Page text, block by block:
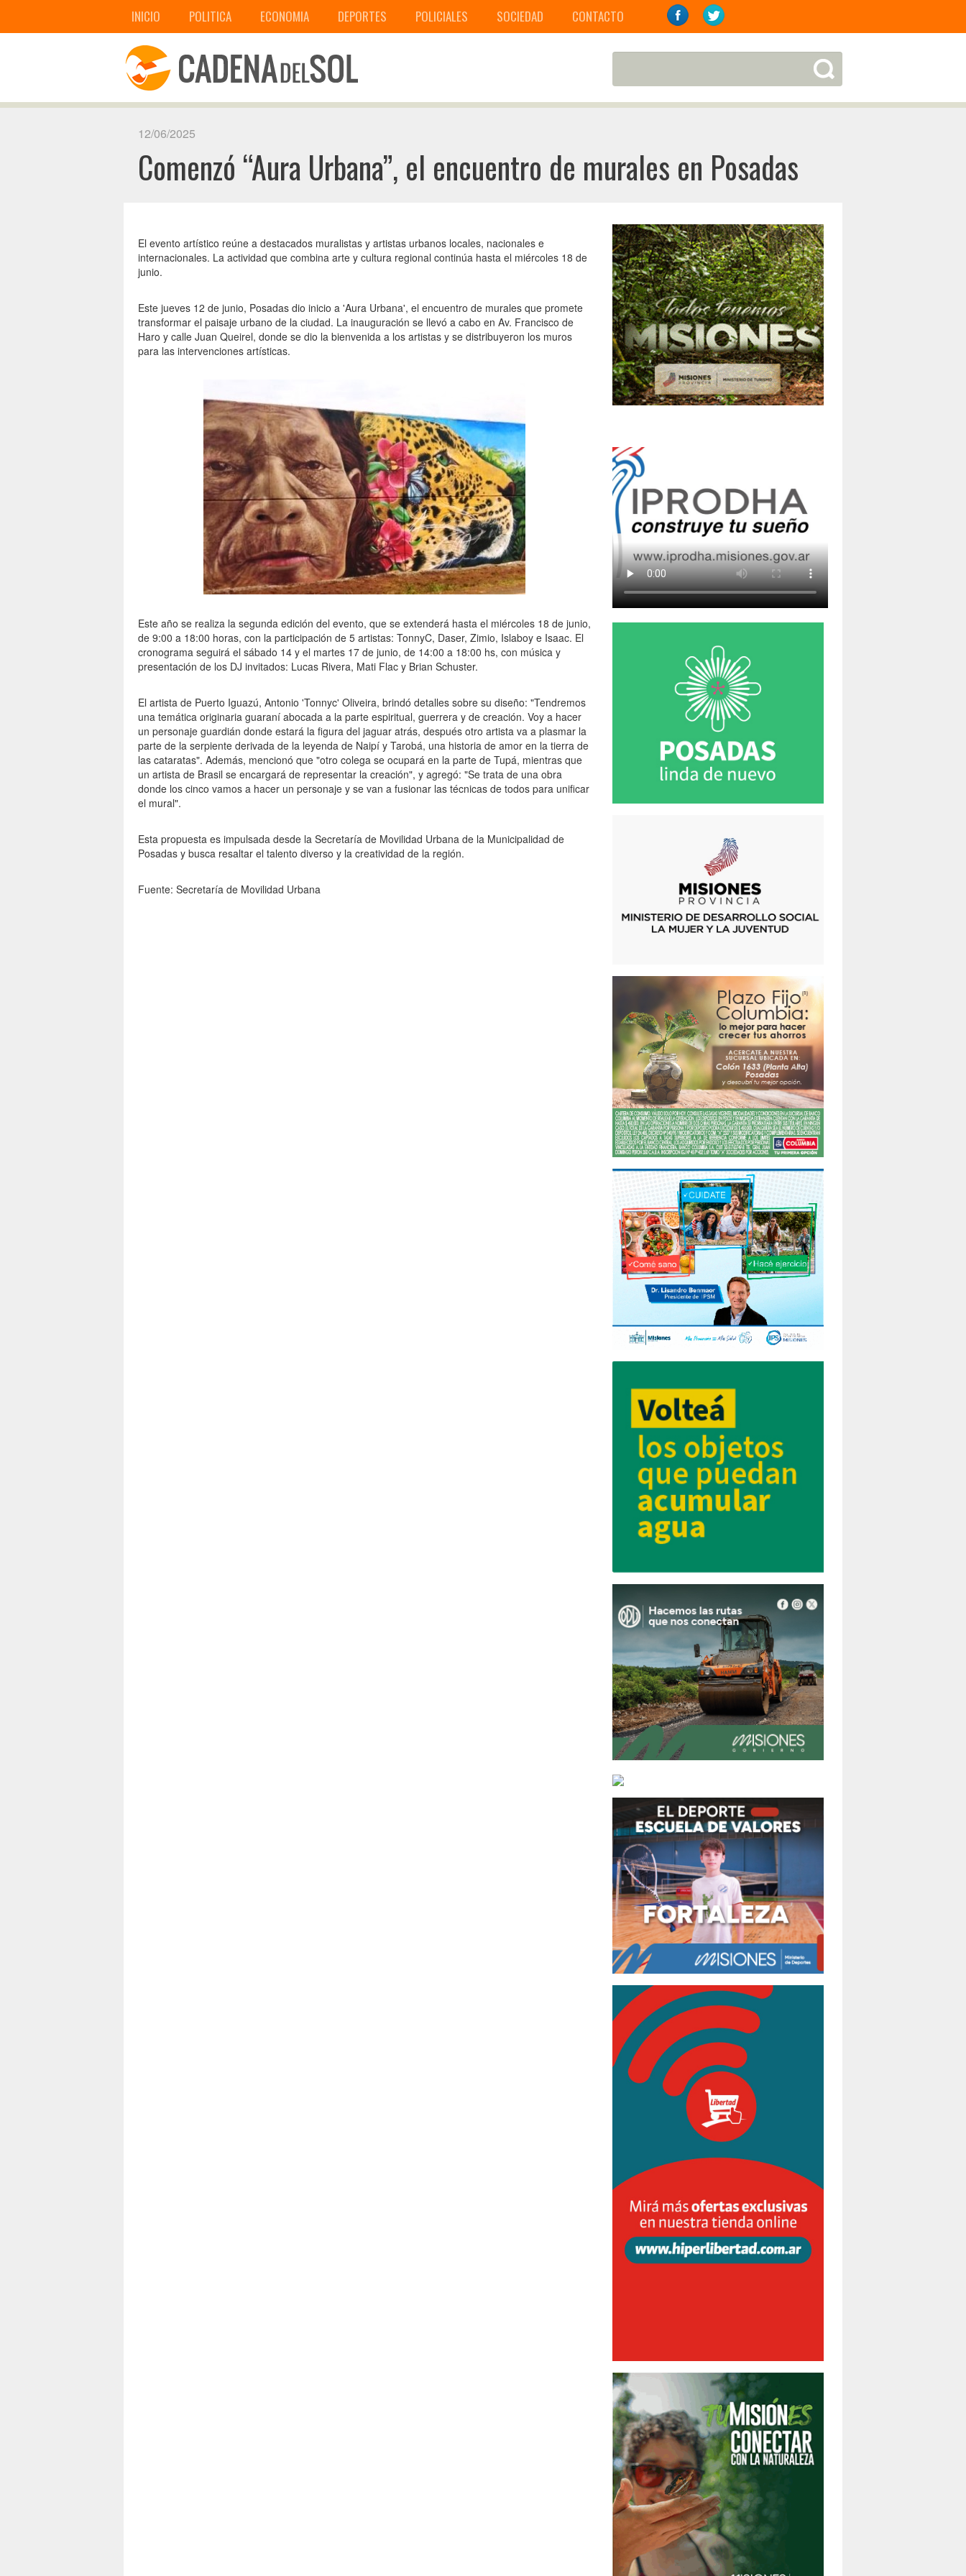
INICIO POLITICA ECONOMIA DEPORTES POLICIALES SOCIEDAD CONTACTO
12/06/2025
Comenzó “Aura Urbana”, el encuentro de murales en Posadas
El evento artístico reúne a destacados muralistas y artistas urbanos locales, nacionales e
internacionales. La actividad que combina arte y cultura regional continúa hasta el miércoles 18 de
junio.
Este jueves 12 de junio, Posadas dio inicio a 'Aura Urbana', el encuentro de murales que promete
transformar el paisaje urbano de la ciudad. La inauguración se llevó a cabo en Av. Francisco de
Haro y calle Juan Queirel, donde se dio la bienvenida a los artistas y se distribuyeron los muros
para las intervenciones artísticas.
Este año se realiza la segunda edición del evento, que se extenderá hasta el miércoles 18 de junio,
de 9:00 a 18:00 horas, con la participación de 5 artistas: TonnyC, Daser, Zimio, Islaboy e Isaac. El
cronograma seguirá el sábado 14 y el martes 17 de junio, de 14:00 a 18:00 hs, con música y
presentación de los DJ invitados: Lucas Rivera, Mati Flac y Brian Schuster.
El artista de Puerto Iguazú, Antonio 'Tonnyc' Oliveira, brindó detalles sobre su diseño: "Tendremos
una temática originaria guaraní abocada a la parte espiritual, guerrera y de creación. Voy a hacer
un personaje guardián donde estará la figura del jaguar atrás, después otro artista va a plasmar la
parte de la serpiente derivada de la leyenda de Naipí y Tarobá, una historia de amor en la tierra de
las cataratas". Además, mencionó que "otro colega se ocupará en la parte de Tupá, mientras que
un artista de Brasil se encargará de representar la creación", y agregó: "Se trata de una obra
donde los cinco vamos a hacer un personaje y se van a fusionar las técnicas de todos para unificar
el mural".
Esta propuesta es impulsada desde la Secretaría de Movilidad Urbana de la Municipalidad de
Posadas y busca resaltar el talento diverso y la creatividad de la región.
Fuente: Secretaría de Movilidad Urbana